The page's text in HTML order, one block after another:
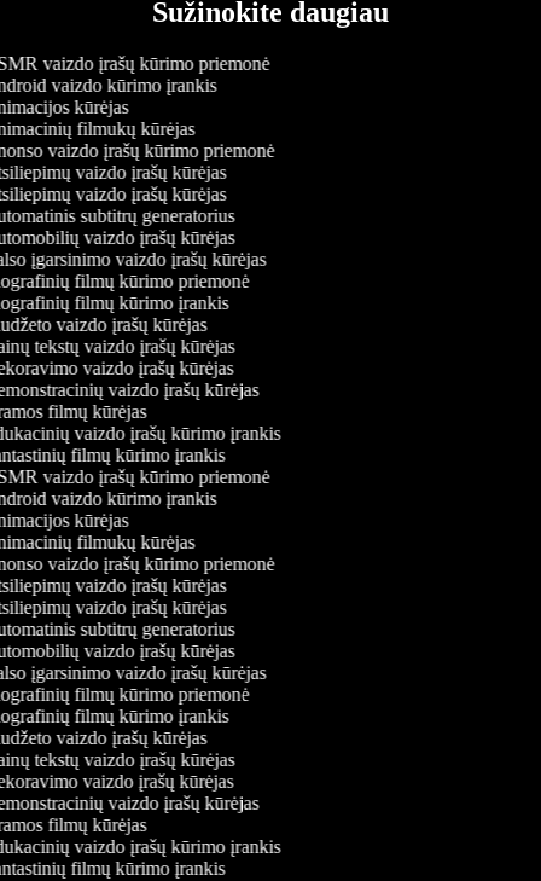
Sužinokite daugiau
vaizdo įrašų kūrimo priemonė
vaizdo kūrimo įrankis
kūrėjas
filmukų kūrėjas
vaizdo įrašų kūrimo priemonė
vaizdo įrašų kūrėjas
vaizdo įrašų kūrėjas
subtitrų generatorius
vaizdo įrašų kūrėjas
įgarsinimo vaizdo įrašų kūrėjas
filmų kūrimo priemonė
filmų kūrimo įrankis
vaizdo įrašų kūrėjas
tekstų vaizdo įrašų kūrėjas
vaizdo įrašų kūrėjas
vaizdo įrašų kūrėjas
filmų kūrėjas
vaizdo įrašų kūrimo įrankis
filmų kūrimo įrankis
vaizdo įrašų kūrimo priemonė
vaizdo kūrimo įrankis
kūrėjas
filmukų kūrėjas
vaizdo įrašų kūrimo priemonė
vaizdo įrašų kūrėjas
vaizdo įrašų kūrėjas
subtitrų generatorius
vaizdo įrašų kūrėjas
įgarsinimo vaizdo įrašų kūrėjas
filmų kūrimo priemonė
filmų kūrimo įrankis
vaizdo įrašų kūrėjas
tekstų vaizdo įrašų kūrėjas
vaizdo įrašų kūrėjas
vaizdo įrašų kūrėjas
filmų kūrėjas
vaizdo įrašų kūrimo įrankis
filmų kūrimo įrankis